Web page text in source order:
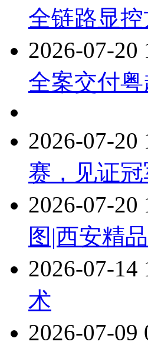
全链路显
2026-07-20
全案交付
2026-07-20
赛，见证冠
2026-07-20
图|西安精
2026-07-14
术
2026-07-09